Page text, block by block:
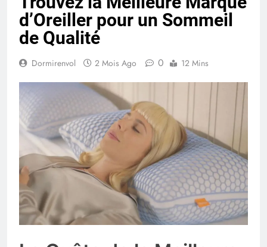
d’Oreiller pour un Sommeil
de Qualité
Dormirenvol 2 Mois Ago 0 12 Mins